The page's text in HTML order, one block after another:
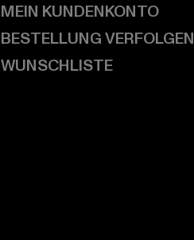
MEIN KUNDENKONTO
BESTELLUNG VERFOLGEN
WUNSCHLISTE